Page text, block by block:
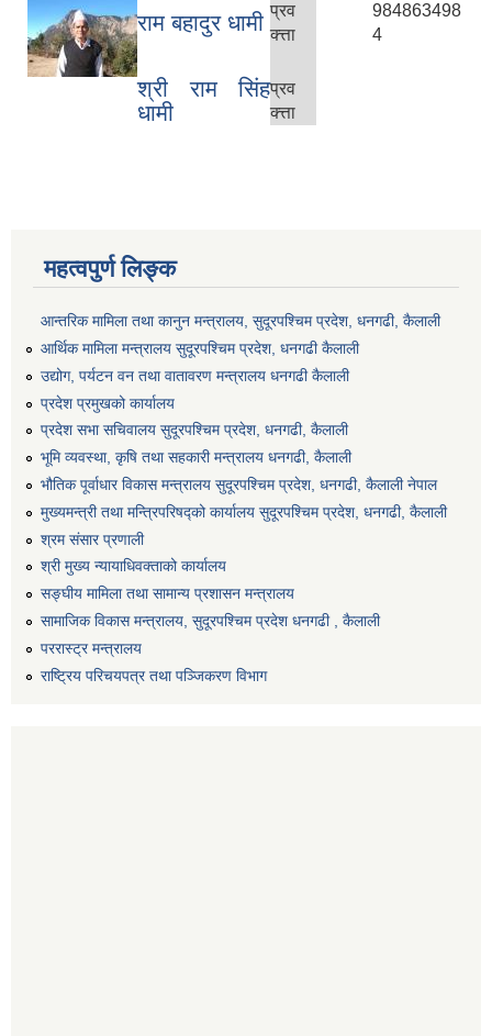
राम बहादुर धामी प्रव
क्त्ता
984863498
4
श्री राम सिंह
धामी
प्रव
क्त्ता
महत्वपुर्ण लिङ्क
आन्तरिक मामिला तथा कानुन मन्त्रालय, सुदूरपश्चिम प्रदेश, धनगढी, कैलाली
आर्थिक मामिला मन्त्रालय सुदूरपश्चिम प्रदेश, धनगढी कैलाली
उद्योग, पर्यटन वन तथा वातावरण मन्त्रालय धनगढी कैलाली
प्रदेश प्रमुखको कार्यालय
प्रदेश सभा सचिवालय सुदूरपश्‍चिम प्रदेश, धनगढी, कैलाली
भूमि व्यवस्था, कृषि तथा सहकारी मन्त्रालय धनगढी, कैलाली
भौतिक पूर्वाधार विकास मन्त्रालय सुदूरपश्चिम प्रदेश, धनगढी, कैलाली नेपाल
मुख्यमन्त्री तथा मन्त्रिपरिषद्को कार्यालय सुदूरपश्चिम प्रदेश, धनगढी, कैलाली
श्रम संसार प्रणाली
श्री मुख्य न्यायाधिवक्ताको कार्यालय
सङ्‍घीय मामिला तथा सामान्य प्रशासन मन्त्रालय
सामाजिक विकास मन्त्रालय, सुदूरपश्चिम प्रदेश धनगढी , कैलाली
पररास्ट्र मन्त्रालय
राष्ट्रिय परिचयपत्र तथा पञ्जिकरण विभाग